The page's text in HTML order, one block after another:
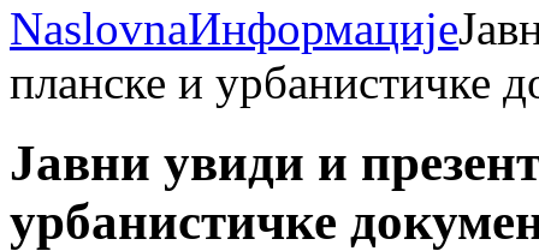
NaslovnaИнформације
планске и урбанистичке
Јавни увиди и
урбанистичке